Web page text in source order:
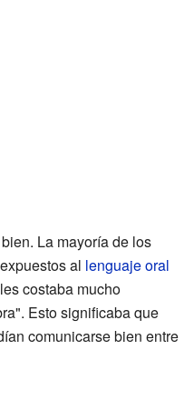
La mayoría de los
al lenguaje oral
costaba mucho
Esto significaba que
comunicarse bien entre